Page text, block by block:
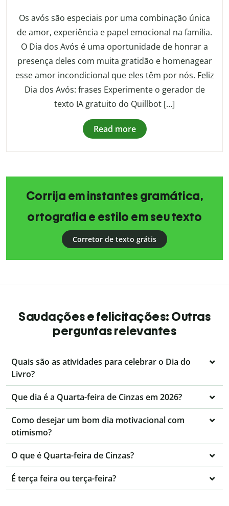
Os avós são especiais por uma combinação única
de amor, experiência e papel emocional na família.
O Dia dos Avós é uma oportunidade de honrar a
presença deles com muita gratidão e homenagear
esse amor incondicional que eles têm por nós. Feliz
Dia dos Avós: frases Experimente o gerador de
texto IA gratuito do Quillbot […]
Read more
Corrija em instantes gramática,
ortografia e estilo em seu texto
Corretor de texto grátis
Saudações e felicitações: Outras
perguntas relevantes
Quais são as atividades para celebrar o Dia do
Livro?
Que dia é a Quarta-feira de Cinzas em 2026?
Como desejar um bom dia motivacional com
otimismo?
O que é Quarta-feira de Cinzas?
É terça feira ou terça-feira?